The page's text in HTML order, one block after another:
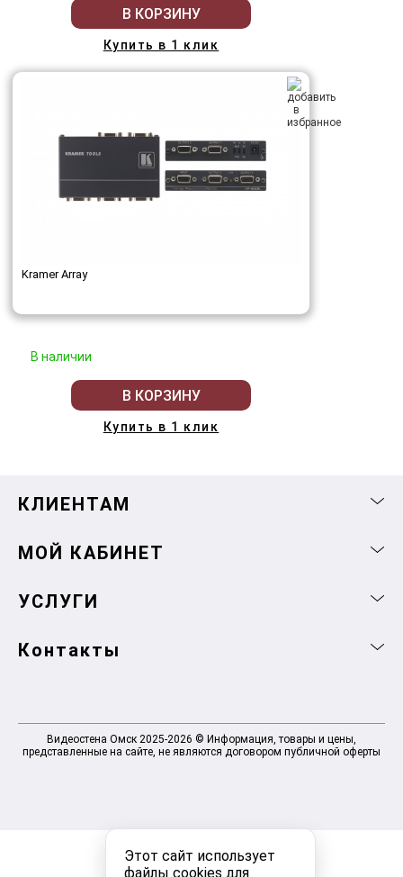
Этот сайт использует
файлы cookies для
В КОРЗИНУ
Купить в 1 клик
Kramer Array
В наличии
В КОРЗИНУ
Купить в 1 клик
КЛИЕНТАМ
МОЙ КАБИНЕТ
УСЛУГИ
Контакты
Видеостена Омск 2025-2026 © Информация, товары и цены,
представленные на сайте, не являются договором публичной оферты